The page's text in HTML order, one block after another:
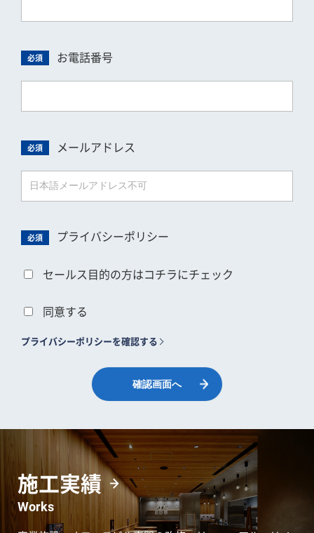
必須 お電話番号
必須 メールアドレス
必須 プライバシーポリシー
セールス目的の方はコチラにチェック
同意する
プライバシーポリシーを確認する
施工実績
Works